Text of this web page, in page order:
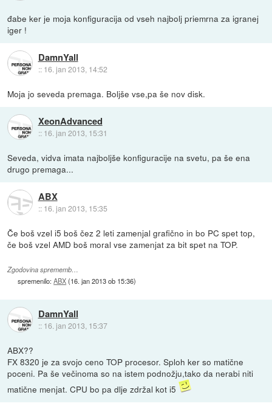
đabe ker je moja konfiguracija od vseh najbolj priemrna za igranej
iger !
DamnYall
:: 16. jan 2013, 14:52
Moja jo seveda premaga. Boljše vse,pa še nov disk.
XeonAdvanced
:: 16. jan 2013, 15:31
Seveda, vidva imata najboljše konfiguracije na svetu, pa še ena
drugo premaga...
ABX
:: 16. jan 2013, 15:35
Če boš vzel i5 boš čez 2 leti zamenjal grafično in bo PC spet top,
če boš vzel AMD boš moral vse zamenjat za bit spet na TOP.
Zgodovina sprememb…
spremenilo:ABX(16. jan 2013 ob 15:36)
DamnYall
:: 16. jan 2013, 15:37
ABX??
FX 8320 je za svojo ceno TOP procesor. Sploh ker so matične
poceni. Pa še večinoma so na istem podnožju,tako da nerabi niti
matične menjat. CPU bo pa dlje zdržal kot i5